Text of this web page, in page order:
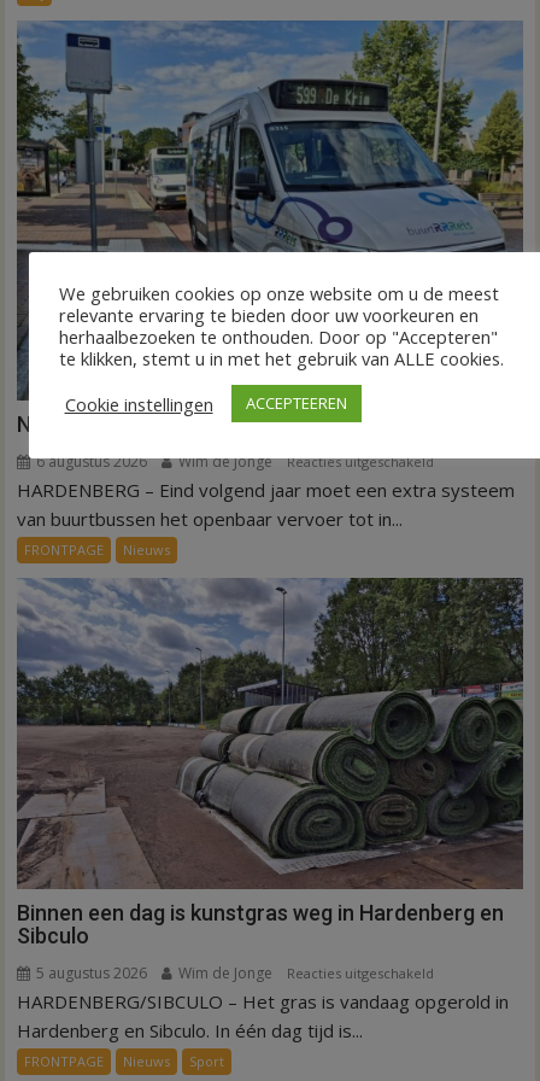
nog
voldoende
voor
waterwinning
Nieuw ov-systeem verbindt alle kernen Hardenberg
6 augustus 2026 Wim de Jonge Reacties uitgeschakeldvoor
Nieuw
alle
kernen
Hardenberg
HARDENBERG – Eind volgend jaar moet een extra systeem
van buurtbussen het openbaar vervoer tot in...
FRONTPAGE Nieuws
Binnen een dag is kunstgras weg in Hardenberg en
Sibculo
5 augustus 2026 Wim de Jonge Reacties uitgeschakeld
Binnen
HARDENBERG/SIBCULO – Het gras is vandaag opgerold in
Hardenberg en Sibculo. In één dag tijd is...
FRONTPAGE Nieuws Sport
We gebruiken cookies op onze website om u de meest
relevante ervaring te bieden door uw voorkeuren en
herhaalbezoeken te onthouden. Door op "Accepteren"
te klikken, stemt u in met het gebruik van ALLE cookies.
Cookie instellingen
ACCEPTEEREN